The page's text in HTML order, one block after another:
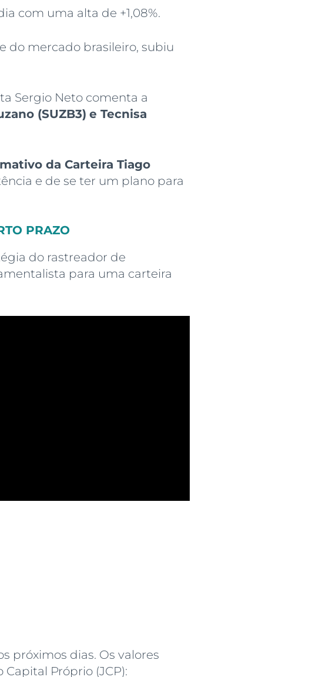
com uma alta de +1,08%.
do mercado brasileiro, subiu
Sergio Neto comenta a
(SUZB3) e Tecnisa
da Carteira Tiago
e de se ter um plano para
PRAZO
do rastreador de
para uma carteira
próximos dias. Os valores
Próprio (JCP):